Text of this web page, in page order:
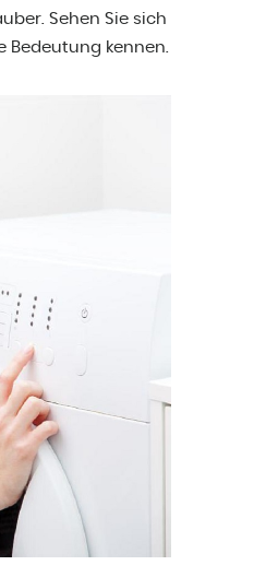
Sehen Sie sich
Bedeutung kennen.